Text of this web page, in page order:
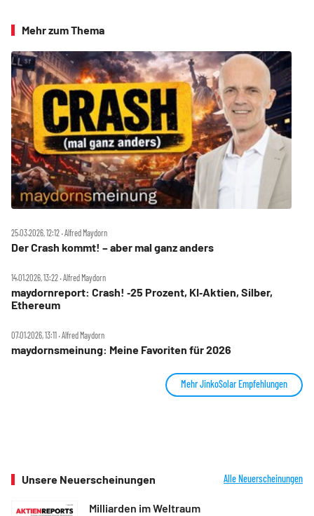
Mehr zum Thema
25.03.2026, 12:12 ‧ Alfred Maydorn
Der Crash kommt! – aber mal ganz anders
14.01.2026, 13:22 ‧ Alfred Maydorn
maydornreport: Crash! ‑25 Prozent, KI‑Aktien, Silber,
Ethereum
07.01.2026, 13:11 ‧ Alfred Maydorn
maydornsmeinung: Meine Favoriten für 2026
Mehr JinkoSolar Empfehlungen
Unsere Neuerscheinungen Alle Neuerscheinungen
Milliarden im Weltraum